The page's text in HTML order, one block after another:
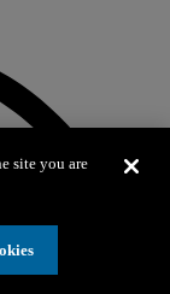
site you are